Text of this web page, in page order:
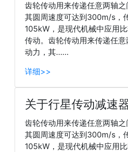
齿轮传动用来传递任意两轴之
其圆周速度可达到300m/s，
105kW，是现代机械中应用
传动。齿轮传动用来传递任
动力，其……
详细>>
关于行星传动减速
齿轮传动用来传递任意两轴之
其圆周速度可达到300m/s，
105kW，是现代机械中应用